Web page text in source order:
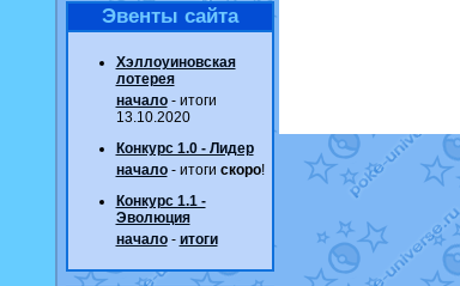
Эвенты сайта
Хэллоуиновская
лотерея
начало- итоги
13.10.2020
Конкурс 1.0 - Лидер
начало- итоги скоро!
Конкурс 1.1 -
Эволюция
начало- итоги